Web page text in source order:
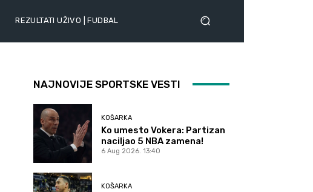
REZULTATI UŽIVO | FUDBAL
NAJNOVIJE SPORTSKE VESTI
KOŠARKA
Ko umesto Vokera: Partizan
naciljao 5 NBA zamena!
6 Aug 2026. 13:40
KOŠARKA